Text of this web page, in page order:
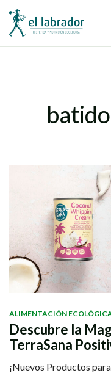
ALIMENTACIÓN
Descubre la
TerraSana
¡Nuevos Productos